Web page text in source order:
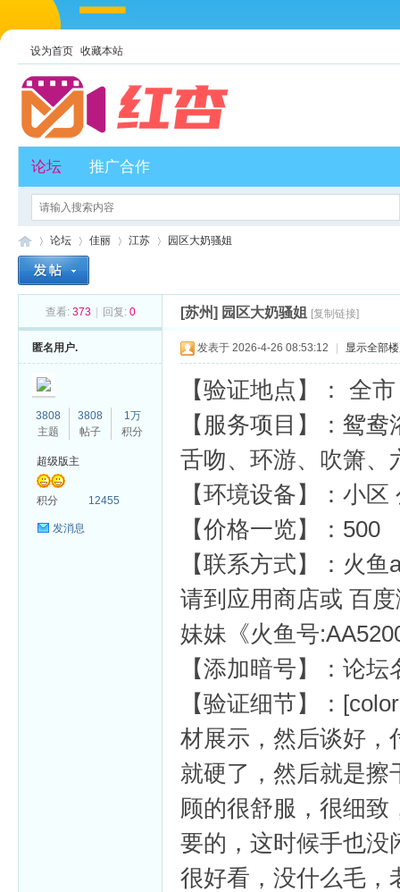
设为首页 收藏本站
论坛 推广合作
论坛
›
佳丽
›
江苏 园区大奶骚姐
查看: 373 回复: 0 [苏州] 园区大奶骚姐 [复制链接]
匿名用户.
3808
主题
3808
帖子
1万
积分
超级版主
积分 12455
发消息
发表于 2026-4-26 08:53:12 显示全部
【验证地点】： 全市
【服务项目】：鸳
舌吻、环游、吹箫、
【环境设备】：小
【价格一览】：500
【联系方式】：火
请到应用商店或 百
妹妹《火鱼号
【添加暗号】：论坛
【验证细节】：
材展示，然后谈好，
就硬了，然后就是擦
顾的很舒服，很细致
要的，这时候手也没
很好看，没什么毛，